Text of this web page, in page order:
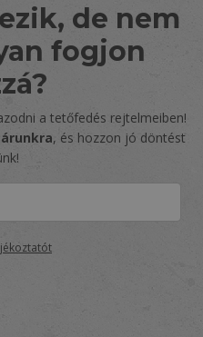
de nem
fogjon
a tetőfedés rejtelmeiben!
, és hozzon jó döntést